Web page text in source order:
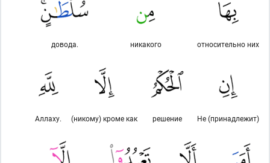
относительно них
никакого
довода.
Не (принадлежит)
решение
(никому) кроме как
Аллаху.